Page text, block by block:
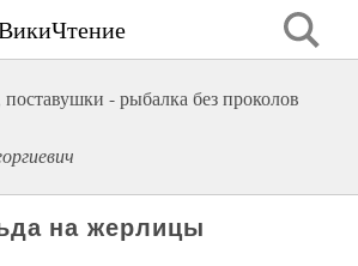
- рыбалка без проколов
на жерлицы